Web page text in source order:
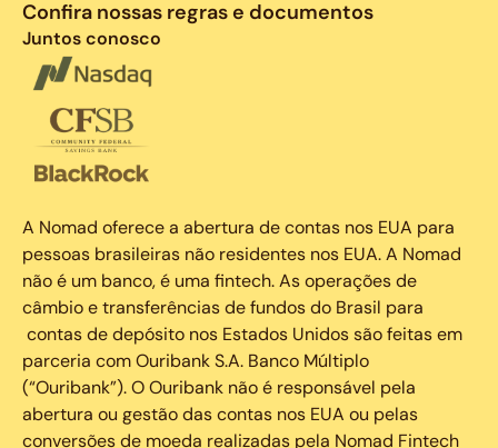
Confira nossas regras e documentos
Juntos conosco
A Nomad oferece a abertura de contas nos EUA para
pessoas brasileiras não residentes nos EUA. A Nomad
não é um banco, é uma fintech. As operações de
câmbio e transferências de fundos do Brasil para
contas de depósito nos Estados Unidos são feitas em
parceria com Ouribank S.A. Banco Múltiplo
(“Ouribank”). O Ouribank não é responsável pela
abertura ou gestão das contas nos EUA ou pelas
conversões de moeda realizadas pela Nomad Fintech